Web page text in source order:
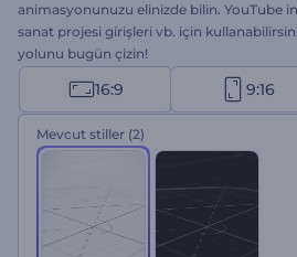
animasyonunuzu elinizde bilin. YouTube
sanat projesi girişleri vb. için
yolunu bugün çizin!
16:9 9:16
Mevcut stiller (2)